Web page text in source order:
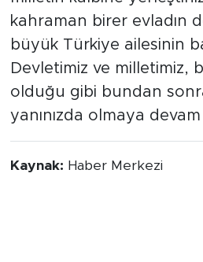
kahraman birer evladın
büyük Türkiye ailesinin
Devletimiz ve milletimiz,
olduğu gibi bundan
yanınızda olmaya
Kaynak: Haber Merkezi